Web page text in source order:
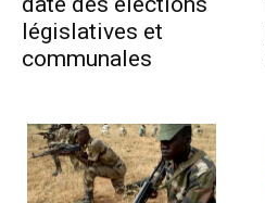
législatives et
communales